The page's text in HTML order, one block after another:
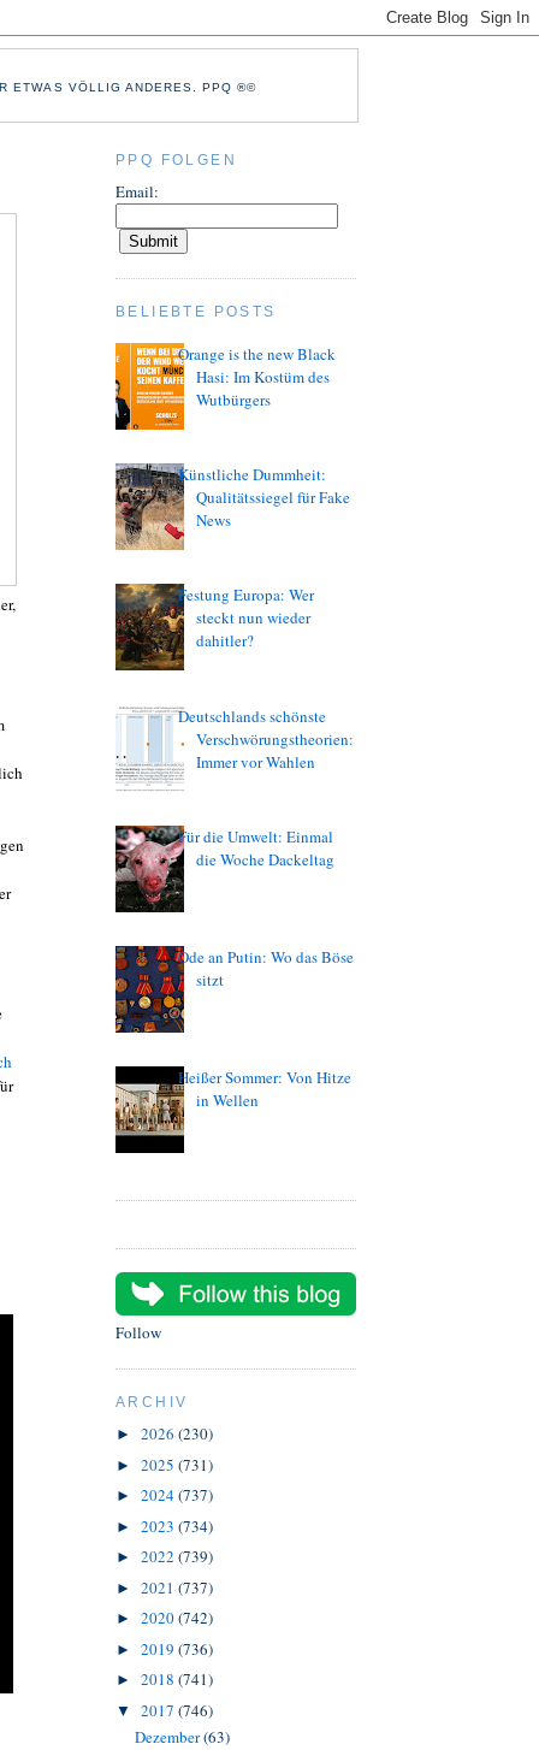
ETWAS VÖLLIG ANDERES. PPQ ®©
PPQ FOLGEN
Email:
BELIEBTE POSTS
Orange is the new Black
Hasi: Im Kostüm des
Wutbürgers
Künstliche Dummheit:
Qualitätssiegel für Fake
News
Festung Europa: Wer
steckt nun wieder
dahitler?
Deutschlands schönste
Verschwörungstheorien:
Immer vor Wahlen
Für die Umwelt: Einmal
die Woche Dackeltag
Ode an Putin: Wo das Böse
sitzt
Heißer Sommer: Von Hitze
in Wellen
Follow
ARCHIV
► 2026 (230)
► 2025 (731)
► 2024(737)
► 2023 (734)
► 2022 (739)
► 2021 (737)
► 2020(742)
► 2019 (736)
► 2018 (741)
▼ 2017 (746)
Dezember(63)